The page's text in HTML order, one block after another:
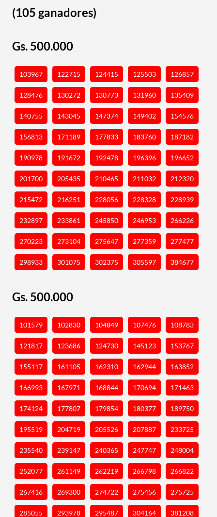
(105 ganadores)
Gs. 500.000
103967 122715 124415 125503 126857
128476 130272 130773 131960 135409
140755 143045 147374 149402 154576
156813 171189 177833 183760 187182
190978 191672 192478 196396 196652
201700 205435 210465 211032 212320
215472 216251 228056 228328 228939
232897 233861 245850 246953 266226
270223 273104 275647 277359 277477
298933 301075 302375 305597 384677
Gs. 500.000
101579 102830 104849 107476 108783
121817 123686 124730 145123 153767
155117 161105 162310 162944 163852
166993 167971 168844 170694 171463
174124 177807 179854 180377 189750
195519 204719 205526 207887 233725
235540 239147 240365 247747 248004
252077 261149 262219 266798 266822
267416 269300 274722 275456 275725
285055 293978 295487 304164 381208